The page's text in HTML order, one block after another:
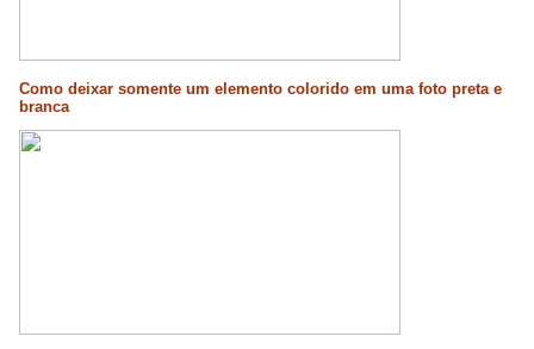
Como deixar somente um elemento colorido em uma foto preta e
branca